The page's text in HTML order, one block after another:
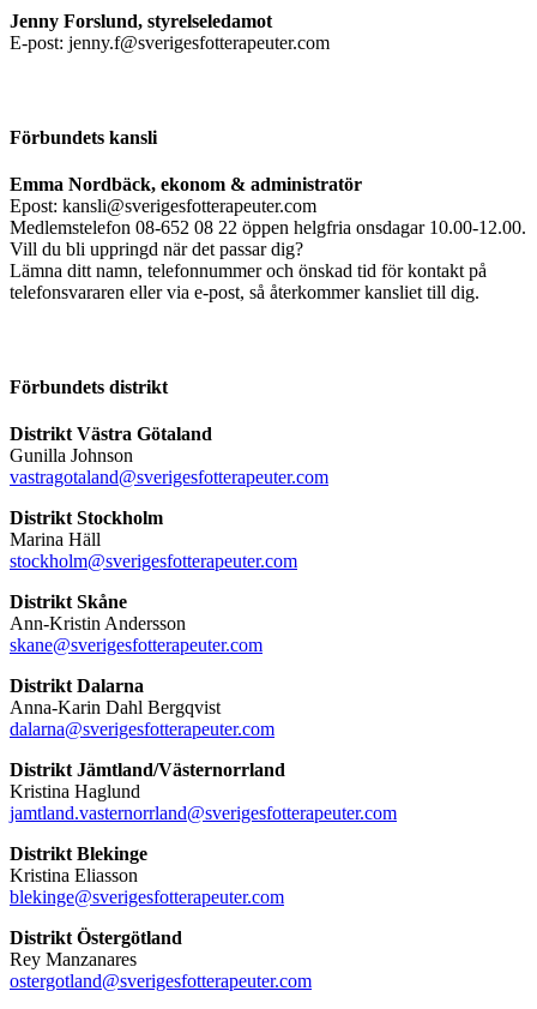
Jenny Forslund, styrelseledamot
E-post: jenny.f@sverigesfotterapeuter.com
Förbundets kansli
Emma Nordbäck, ekonom & administratör
Epost: kansli@sverigesfotterapeuter.com
Medlemstelefon 08-652 08 22 öppen helgfria onsdagar 10.00-12.00.
Vill du bli uppringd när det passar dig?
Lämna ditt namn, telefonnummer och önskad tid för kontakt på
telefonsvararen eller via e-post, så återkommer kansliet till dig.
Förbundets distrikt
Distrikt Västra Götaland
Gunilla Johnson
vastragotaland@sverigesfotterapeuter.com
Distrikt Stockholm
Marina Häll
stockholm@sverigesfotterapeuter.com
Distrikt Skåne
Ann-Kristin Andersson
skane@sverigesfotterapeuter.com
Distrikt Dalarna
Anna-Karin Dahl Bergqvist
dalarna@sverigesfotterapeuter.com
Distrikt Jämtland/Västernorrland
Kristina Haglund
jamtland.vasternorrland@sverigesfotterapeuter.com
Distrikt Blekinge
Kristina Eliasson
blekinge@sverigesfotterapeuter.com
Distrikt Östergötland
Rey Manzanares
ostergotland@sverigesfotterapeuter.com